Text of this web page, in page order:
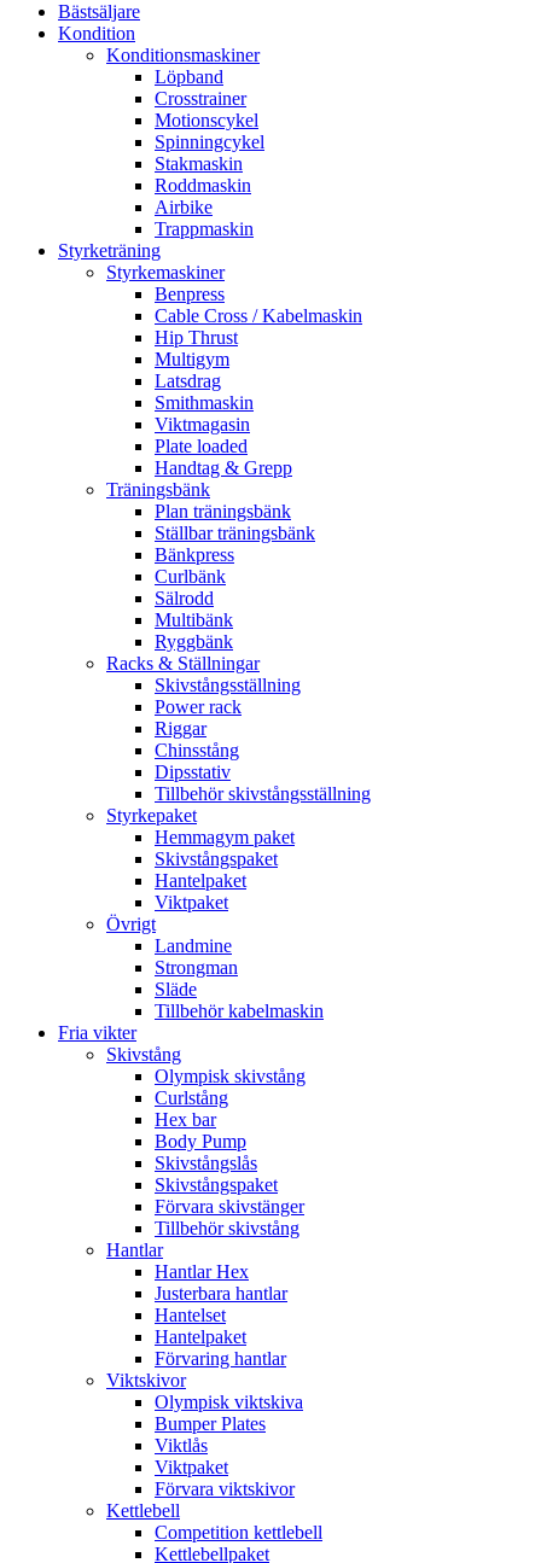
Bästsäljare
Kondition
Konditionsmaskiner
Löpband
Crosstrainer
Motionscykel
Spinningcykel
Stakmaskin
Roddmaskin
Airbike
Trappmaskin
Styrketräning
Styrkemaskiner
Benpress
Cable Cross / Kabelmaskin
Hip Thrust
Multigym
Latsdrag
Smithmaskin
Viktmagasin
Plate loaded
Handtag & Grepp
Träningsbänk
Plan träningsbänk
Ställbar träningsbänk
Bänkpress
Curlbänk
Sälrodd
Multibänk
Ryggbänk
Racks & Ställningar
Skivstångsställning
Power rack
Riggar
Chinsstång
Dipsstativ
Tillbehör skivstångsställning
Styrkepaket
Hemmagym paket
Skivstångspaket
Hantelpaket
Viktpaket
Övrigt
Landmine
Strongman
Släde
Tillbehör kabelmaskin
Fria vikter
Skivstång
Olympisk skivstång
Curlstång
Hex bar
Body Pump
Skivstångslås
Skivstångspaket
Förvara skivstänger
Tillbehör skivstång
Hantlar
Hantlar Hex
Justerbara hantlar
Hantelset
Hantelpaket
Förvaring hantlar
Viktskivor
Olympisk viktskiva
Bumper Plates
Viktlås
Viktpaket
Förvara viktskivor
Kettlebell
Competition kettlebell
Kettlebellpaket